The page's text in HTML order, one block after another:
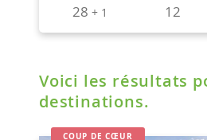
Voici les résultats
destinations.